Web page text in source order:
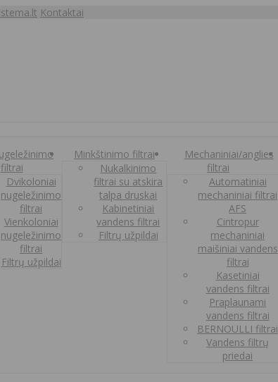
Kontaktai
filtrai
Dvikoloniai
nugeležinimo
filtrai
Vienkoloniai
nugeležinimo
filtrai
Filtrų užpildai
Minkštinimo filtrai
Nukalkinimo
filtrai su atskira
talpa druskai
Kabinetiniai
vandens filtrai
Filtrų užpildai
Mechaniniai/anglies
filtrai
Automatiniai
mechaniniai filtrai
AFS
Cintropur
mechaniniai
maišiniai vandens
filtrai
Kasetiniai
vandens filtrai
Praplaunami
vandens filtrai
BERNOULLI filtrai
Vandens filtrų
priedai